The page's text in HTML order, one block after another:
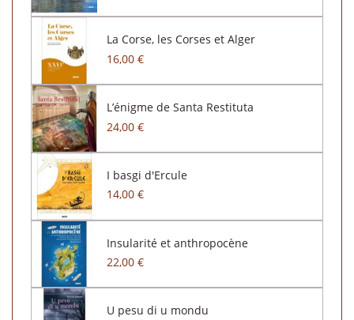
La Corse, les Corses et Alger
16,00 €
L’énigme de Santa Restituta
24,00 €
I basgi d'Ercule
14,00 €
Insularité et anthropocène
22,00 €
U pesu di u mondu